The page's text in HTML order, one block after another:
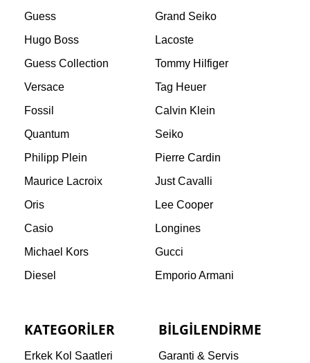
Guess
Grand Seiko
Hugo Boss
Lacoste
Guess Collection
Tommy Hilfiger
Versace
Tag Heuer
Fossil
Calvin Klein
Quantum
Seiko
Philipp Plein
Pierre Cardin
Maurice Lacroix
Just Cavalli
Oris
Lee Cooper
Casio
Longines
Michael Kors
Gucci
Diesel
Emporio Armani
KATEGORILER
Erkek Kol Saatleri
BILGILENDIRME
Garanti & Servis